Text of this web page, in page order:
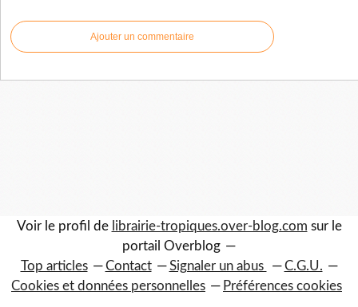
Ajouter un commentaire
Voir le profil de librairie-tropiques.over-blog.com sur le
portail Overblog
Top articles
Contact Signaler un abus
C.G.U.
Cookies et données personnelles
Préférences cookies